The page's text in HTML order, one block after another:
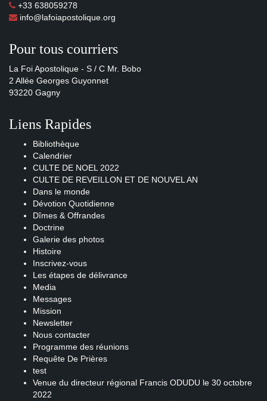
+33 638059278
info@lafoiapostolique.org
Pour tous courriers
La Foi Apostolique - S / C Mr. Bobo
2 Allée Georges Guyonnet
93220 Gagny
Liens Rapides
Bibliothèque
Calendrier
CULTE DE NOEL 2022
CULTE DE REVEILLON ET DE NOUVEL AN
Dans le monde
Dévotion Quotidienne
Dîmes & Offrandes
Doctrine
Galerie des photos
Histoire
Inscrivez-vous
Les étapes de délivrance
Media
Messages
Mission
Newsletter
Nous contacter
Programme des réunions
Requête De Prières
test
Venue du directeur régional Francis ODUDU le 30 octobre
2022